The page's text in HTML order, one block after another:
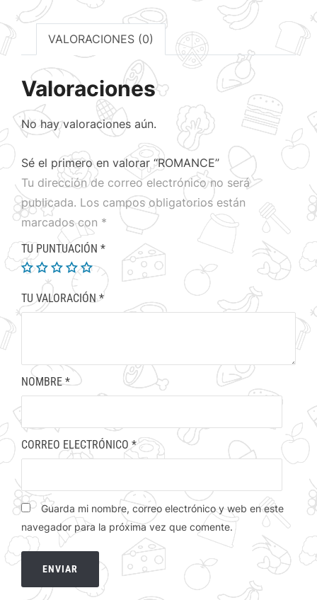
VALORACIONES (0)
Valoraciones
No hay valoraciones aún.
Sé el primero en valorar “ROMANCE”
Tu dirección de correo electrónico no será
publicada. Los campos obligatorios están
marcados con *
TU PUNTUACIÓN *
TU VALORACIÓN*
NOMBRE*
CORREO ELECTRÓNICO *
Guarda mi nombre, correo electrónico y web en este
navegador para la próxima vez que comente.